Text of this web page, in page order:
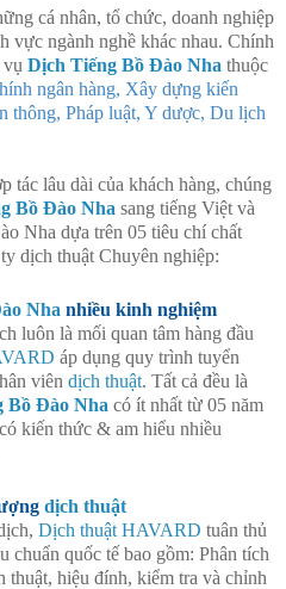
cá nhân, tổ chức, doanh nghiệp
vực ngành nghề khác nhau. Chính
Dịch Tiếng Bồ Đào Nha thuộc
ngân hàng, Xây dựng kiến
thông, Pháp luật, Y dược, Du lịch
tác lâu dài của khách hàng, chúng
Bồ Đào Nha sang tiếng Việt và
Nha dựa trên 05 tiêu chí chất
dịch thuật Chuyên nghiệp:
Nha nhiều kinh nghiệm
luôn là mối quan tâm hàng đầu
áp dụng quy trình tuyển
viên dịch thuật. Tất cả đều là
Bồ Đào Nha có ít nhất từ 05 năm
kiến thức & am hiểu nhiều
dịch thuật
Dịch thuật HAVARD tuân thủ
chuẩn quốc tế bao gồm: Phân tích
thuật, hiệu đính, kiểm tra và chỉnh